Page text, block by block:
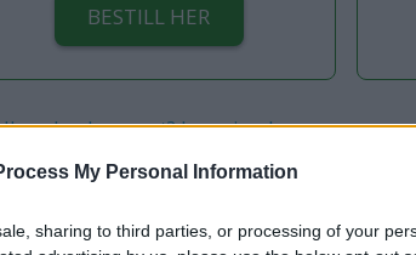
My Personal Information
sharing to third parties, or processing of your
BESTILL HER
abonnent? Logg inn her
Gå til Min side